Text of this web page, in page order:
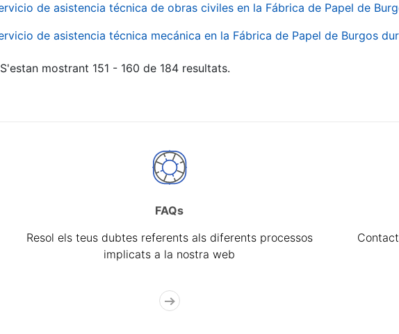
de asistencia técnica de obras civiles en la Fábrica de Papel de
de asistencia técnica mecánica en la Fábrica de Papel de Burgos
S'estan mostrant 151 - 160 de 184 resultats.
FAQs
Resol els teus dubtes referents als diferents processos
implicats a la nostra web